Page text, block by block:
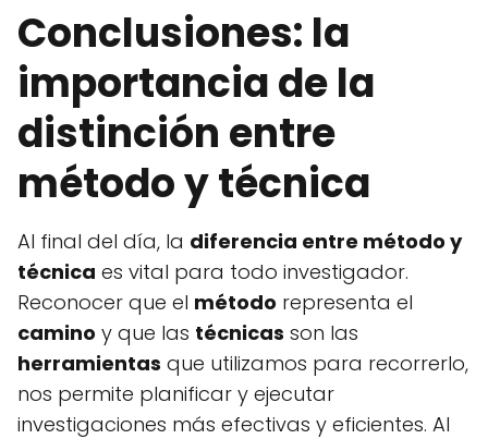
Conclusiones: la
importancia de la
distinción entre
método y técnica
Al final del día, la diferencia entre método y
técnica es vital para todo investigador.
Reconocer que el método representa el
camino y que las técnicas son las
herramientas que utilizamos para recorrerlo,
nos permite planificar y ejecutar
investigaciones más efectivas y eficientes. Al